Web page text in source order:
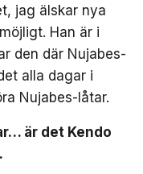
jag älskar nya
Han är i
den där Nujabes-
alla dagar i
Nujabes-låtar.
är det Kendo